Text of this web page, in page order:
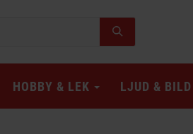
HOBBY & LEK LJUD & BILD